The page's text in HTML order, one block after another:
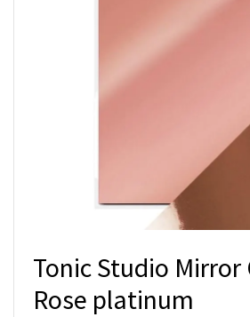
Tonic Studio Mirror
Rose platinum